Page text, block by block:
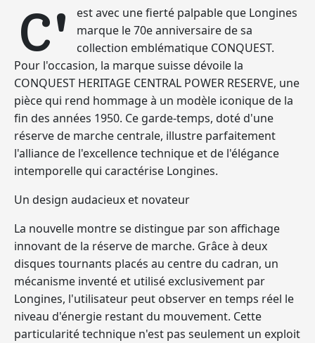
C'
est avec une fierté palpable que Longines
marque le 70e anniversaire de sa
collection emblématique CONQUEST.
Pour l'occasion, la marque suisse dévoile la
CONQUEST HERITAGE CENTRAL POWER RESERVE, une
pièce qui rend hommage à un modèle iconique de la
fin des années 1950. Ce garde-temps, doté d'une
réserve de marche centrale, illustre parfaitement
l'alliance de l'excellence technique et de l'élégance
intemporelle qui caractérise Longines.
Un design audacieux et novateur
La nouvelle montre se distingue par son affichage
innovant de la réserve de marche. Grâce à deux
disques tournants placés au centre du cadran, un
mécanisme inventé et utilisé exclusivement par
Longines, l'utilisateur peut observer en temps réel le
niveau d'énergie restant du mouvement. Cette
particularité technique n'est pas seulement un exploit